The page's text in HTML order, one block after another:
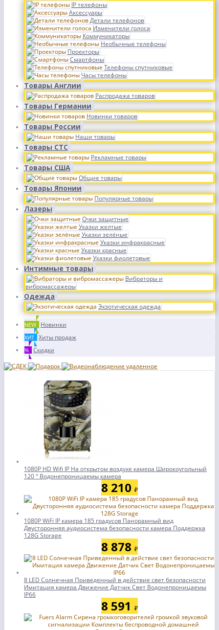
IP телефоны
Аксессуары
Детали телефонов
Изменители голоса
Коммуникаторы
Необычные телефоны
Проекторы
Смартфоны
Телефоны спутниковые
Часы телефоны
Товары Англии
Распродажа товаров
Товары Германии
Новинки товаров
Товары России
Наши товары
Товары СТС
Рекламные товары
Товары США
Общие товары
Товары Японии
Популярные товары
Лазеры
Очки защитные
Указки желтые
Указки зелёные
Указки инфракрасные
Указки красные
Указки фиолетовые
Интимные товары
Вибраторы и
вибромассажеры
Одежда
Экзотическая одежда
NEW Новинки
ХИТ Хиты продаж
% Скидки
1080P HD Wifi IP На открытом воздухе камера Широкоугольный
120 ° Водонепроницаемы камера
8 210 ₽
1080P WiFi IP камера 185 градусов Панорамный вид
Двусторонняя аудиосистема безопасности камера Поддержка
128G Storage
8 878 ₽
8 LED Солнечная Приведенный в действие свет безопасности
Имитация камера Движение Датчик Свет Водонепроницаемы
IP66
8 591 ₽